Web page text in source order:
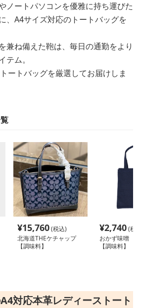
ノートパソコンを優雅に持ち運びた
、A4サイズ対応のトートバッグを
兼ね備えた鞄は、毎日の通勤をより
テム。
ートバッグを厳選してお届けしま
¥15,760(税込)
北海道THEケチャップ
【調味料】
¥2,740(税
おかず味噌
【調味料】
対応本革レディーストート